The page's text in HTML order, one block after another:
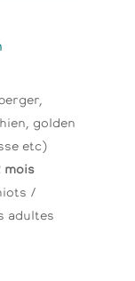
golden
etc)
mois
/
adultes